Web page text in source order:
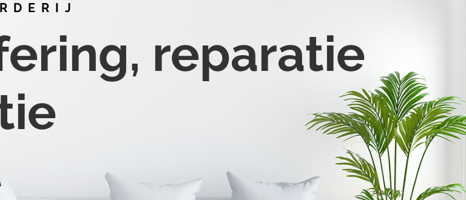
reparatie